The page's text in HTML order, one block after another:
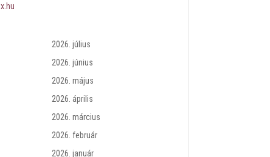
2026. július
2026. június
2026. május
2026. április
2026. március
2026. február
2026. január